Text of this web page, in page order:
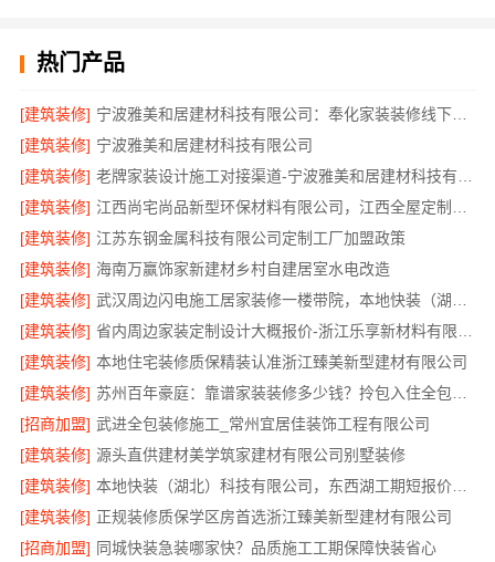
热门产品
[建筑装修]
宁波雅美和居建材科技有限公司：奉化家装装修线下门店地址
[建筑装修] 宁波雅美和居建材科技有限公司
[建筑装修]
[建筑装修]
[建筑装修] 江苏东钢金属科技有限公司定制工厂加盟政策
[建筑装修] 海南万赢饰家新建材乡村自建居室水电改造
[建筑装修]
[建筑装修]
[建筑装修] 本地住宅装修质保精装认准浙江臻美新型建材有限公司
[建筑装修]
[招商加盟] 武进全包装修施工_常州宜居佳装饰工程有限公司
[建筑装修] 源头直供建材美学筑家建材有限公司别墅装修
[建筑装修]
本地快装（湖北）科技有限公司，东西湖工期短报价透明装修
[建筑装修] 正规装修质保学区房首选浙江臻美新型建材有限公司
[招商加盟] 同城快装急装哪家快？品质施工工期保障快装省心